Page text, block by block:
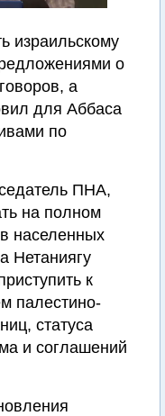
израильскому
о
а
для Аббаса
по
ПНА,
на полном
населенных
Нетаниягу
к
палестино-
статуса
и соглашений